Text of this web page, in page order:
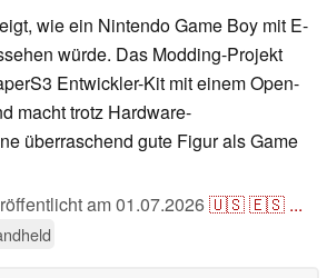
wie ein Nintendo Game Boy mit E-
würde. Das Modding-Projekt
Entwickler-Kit mit einem Open-
macht trotz Hardware-
überraschend gute Figur als Game
am01.07.2026🇺🇸🇪🇸 ...